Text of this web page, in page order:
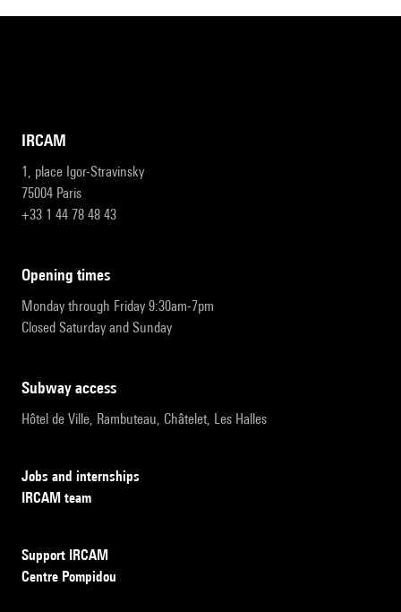
IRCAM
1, place Igor-Stravinsky
75004 Paris
+33 1 44 78 48 43
opening times
Monday through Friday 9:30am-7pm
Closed Saturday and Sunday
subway access
Hôtel de Ville, Rambuteau, Châtelet, Les Halles
Jobs and internships
IRCAM team
Support IRCAM
Centre Pompidou